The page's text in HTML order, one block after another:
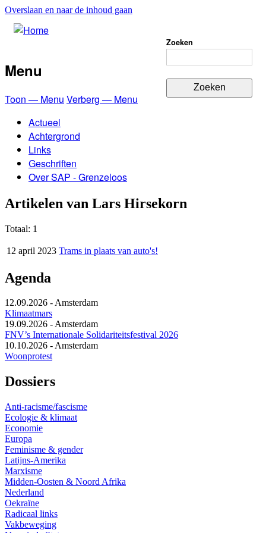
Overslaan en naar de inhoud gaan
Zoeken
Menu
Toon — Menu Verberg — Menu
Actueel
Achtergrond
Links
Geschriften
Over SAP - Grenzeloos
Artikelen van Lars Hirsekorn
Totaal: 1
12 april 2023 Trams in plaats van auto's!
Agenda
12.09.2026 -Amsterdam
Klimaatmars
19.09.2026 -Amsterdam
FNV’s Internationale Solidariteitsfestival 2026
10.10.2026 -Amsterdam
Woonprotest
Dossiers
Anti-racisme/fascisme
Ecologie & klimaat
Economie
Europa
Feminisme & gender
Latijns-Amerika
Marxisme
Midden-Oosten & Noord Afrika
Nederland
Oekraïne
Radicaal links
Vakbeweging